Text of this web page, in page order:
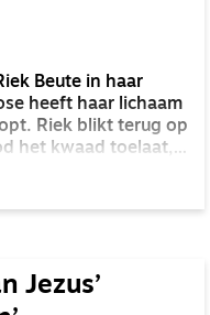
Beute in haar
heeft haar lichaam
Riek blikt terug op
het kwaad toelaat,
Jezus’